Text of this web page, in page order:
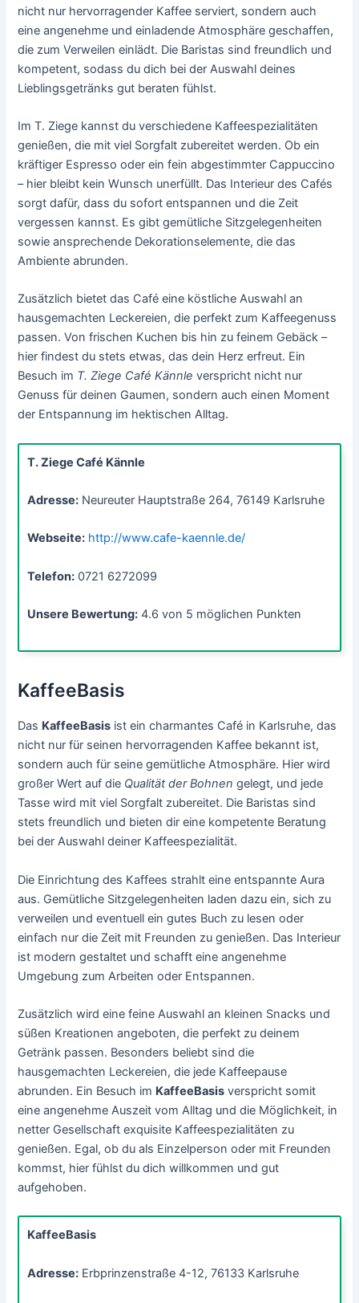
nicht nur hervorragender Kaffee serviert, sondern auch
eine angenehme und einladende Atmosphäre geschaffen,
die zum Verweilen einlädt. Die Baristas sind freundlich und
kompetent, sodass du dich bei der Auswahl deines
Lieblingsgetränks gut beraten fühlst.
Im T. Ziege kannst du verschiedene Kaffeespezialitäten
genießen, die mit viel Sorgfalt zubereitet werden. Ob ein
kräftiger Espresso oder ein fein abgestimmter Cappuccino
– hier bleibt kein Wunsch unerfüllt. Das Interieur des Cafés
sorgt dafür, dass du sofort entspannen und die Zeit
vergessen kannst. Es gibt gemütliche Sitzgelegenheiten
sowie ansprechende Dekorationselemente, die das
Ambiente abrunden.
Zusätzlich bietet das Café eine köstliche Auswahl an
hausgemachten Leckereien, die perfekt zum Kaffeegenuss
passen. Von frischen Kuchen bis hin zu feinem Gebäck –
hier findest du stets etwas, das dein Herz erfreut. Ein
Besuch im T. Ziege Café Kännle verspricht nicht nur
Genuss für deinen Gaumen, sondern auch einen Moment
der Entspannung im hektischen Alltag.
T. Ziege Café Kännle
Adresse: Neureuter Hauptstraße 264, 76149 Karlsruhe
Webseite: http://www.cafe-kaennle.de/
Telefon: 0721 6272099
Unsere Bewertung: 4.6 von 5 möglichen Punkten
KaffeeBasis
Das KaffeeBasis ist ein charmantes Café in Karlsruhe, das
nicht nur für seinen hervorragenden Kaffee bekannt ist,
sondern auch für seine gemütliche Atmosphäre. Hier wird
großer Wert auf die Qualität der Bohnen gelegt, und jede
Tasse wird mit viel Sorgfalt zubereitet. Die Baristas sind
stets freundlich und bieten dir eine kompetente Beratung
bei der Auswahl deiner Kaffeespezialität.
Die Einrichtung des Kaffees strahlt eine entspannte Aura
aus. Gemütliche Sitzgelegenheiten laden dazu ein, sich zu
verweilen und eventuell ein gutes Buch zu lesen oder
einfach nur die Zeit mit Freunden zu genießen. Das Interieur
ist modern gestaltet und schafft eine angenehme
Umgebung zum Arbeiten oder Entspannen.
Zusätzlich wird eine feine Auswahl an kleinen Snacks und
süßen Kreationen angeboten, die perfekt zu deinem
Getränk passen. Besonders beliebt sind die
hausgemachten Leckereien, die jede Kaffeepause
abrunden. Ein Besuch im KaffeeBasis verspricht somit
eine angenehme Auszeit vom Alltag und die Möglichkeit, in
netter Gesellschaft exquisite Kaffeespezialitäten zu
genießen. Egal, ob du als Einzelperson oder mit Freunden
kommst, hier fühlst du dich willkommen und gut
aufgehoben.
KaffeeBasis
Adresse: Erbprinzenstraße 4-12, 76133 Karlsruhe